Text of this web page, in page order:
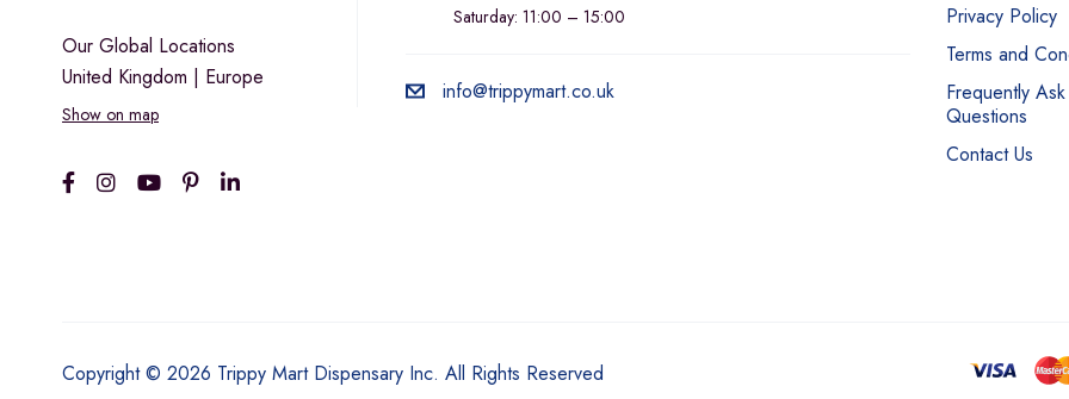
Our Global Locations
United Kingdom | Europe
Show on map
Saturday: 11:00 – 15:00
info@trippymart.co.uk
Privacy Policy
Terms and
Frequently Ask
Questions
Contact Us
Copyright © 2026 Trippy Mart Dispensary Inc. All Rights Reserved